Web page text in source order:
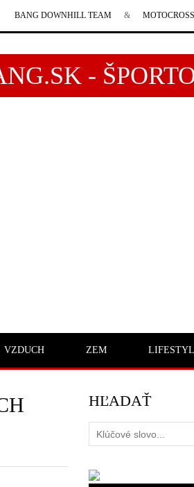
BANG DOWNHILL TEAM &
-
VZDUCH ZEM
HĽADAŤ